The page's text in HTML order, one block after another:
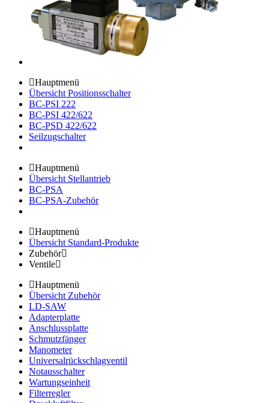
Hauptmenü
Übersicht Positionsschalter
BC-PSI 222
BC-PSI 422/622
BC-PSD 422/622
Seilzugschalter
Hauptmenü
Übersicht Stellantrieb
BC-PSA
BC-PSA-Zubehör
Hauptmenü
Übersicht Standard-Produkte
Zubehör
Ventile
Hauptmenü
Übersicht Zubehör
LD-SAW
Adapterplatte
Anschlussplatte
Schmutzfänger
Manometer
Universalrückschlagventil
Notausschalter
Wartungseinheit
Filterregler